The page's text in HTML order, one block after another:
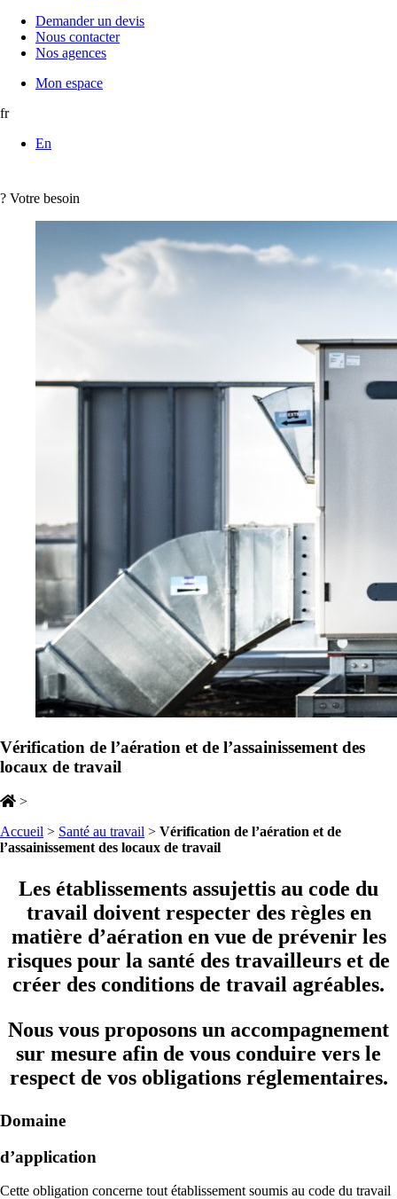
Demander un devis
Nous contacter
Nos agences
Mon espace
fr
En
? Votre besoin
Vérification de l’aération et de l’assainissement des
locaux de travail
>
Accueil > Santé au travail > Vérification de l’aération et de
l’assainissement des locaux de travail
Les établissements assujettis au code du
travail doivent respecter des règles en
matière d’aération en vue de prévenir les
risques pour la santé des travailleurs et de
créer des conditions de travail agréables.
Nous vous proposons un accompagnement
sur mesure afin de vous conduire vers le
respect de vos obligations réglementaires.
Domaine
d’application
Cette obligation concerne tout établissement soumis au code du travail